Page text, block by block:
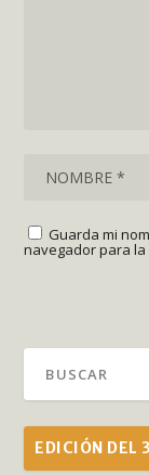
Guarda mi
navegador para
EDICIÓN